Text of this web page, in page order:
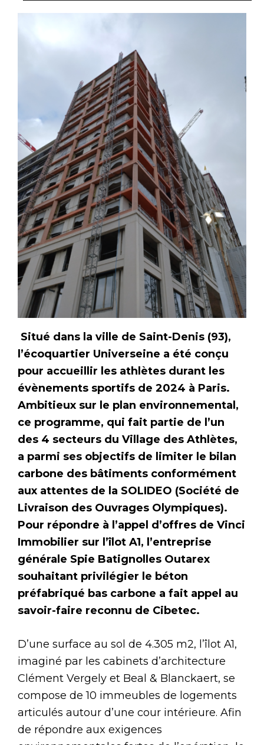
Situé dans la ville de Saint-Denis (93),
l’écoquartier Universeine a été conçu
pour accueillir les athlètes durant les
évènements sportifs de 2024 à Paris.
Ambitieux sur le plan environnemental,
ce programme, qui fait partie de l’un
des 4 secteurs du Village des Athlètes,
a parmi ses objectifs de limiter le bilan
carbone des bâtiments conformément
aux attentes de la SOLIDEO (Société de
Livraison des Ouvrages Olympiques).
Pour répondre à l’appel d’offres de Vinci
Immobilier sur l’îlot A1, l’entreprise
générale Spie Batignolles Outarex
souhaitant privilégier le béton
préfabriqué bas carbone a fait appel au
savoir-faire reconnu de Cibetec.
D’une surface au sol de 4.305 m2, l’îlot A1,
imaginé par les cabinets d’architecture
Clément Vergely et Beal & Blanckaert, se
compose de 10 immeubles de logements
articulés autour d’une cour intérieure. Afin
de répondre aux exigences